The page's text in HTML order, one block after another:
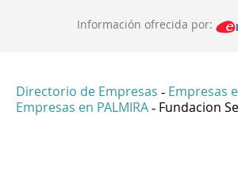
Información ofrecida por:
Directorio de Empresas - Empresas
Empresas en PALMIRA - Fundacion